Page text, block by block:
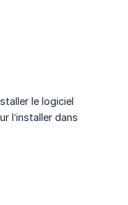
le logiciel
l’installer dans